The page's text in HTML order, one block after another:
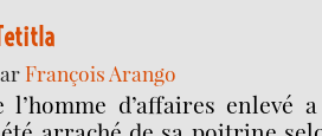
François Arango
l’homme d’affaires enlevé